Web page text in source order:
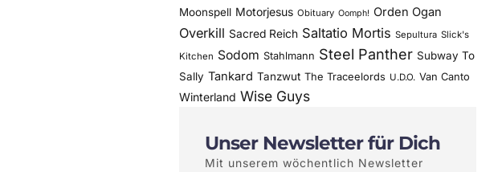
Moonspell Motorjesus Obituary Oomph! Orden Ogan
Overkill Sacred Reich Saltatio Mortis Sepultura Slick's
Kitchen Sodom Stahlmann Steel Panther Subway To
Sally Tankard Tanzwut The Traceelords U.D.O. Van Canto
Winterland Wise Guys
Unser Newsletter für Dich
Mit unserem wöchentlich Newsletter